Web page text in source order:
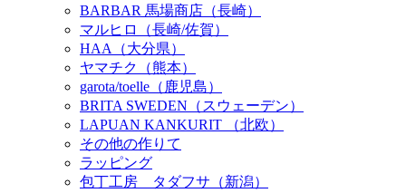
BARBAR 馬場商店（長崎）
マルヒロ（長崎/佐賀）
HAA（大分県）
ヤマチク（熊本）
garota/toelle（鹿児島）
BRITA SWEDEN（スウェーデン）
LAPUAN KANKURIT （北欧）
その他の作りて
ラッピング
包丁工房 タダフサ（新潟）